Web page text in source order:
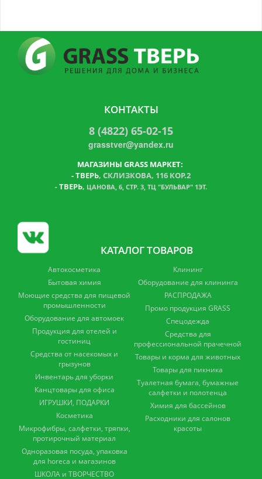
КОНТАКТЫ
8 (4822) 65-02-15
grasstver@yandex.ru
МАГАЗИНЫ GRASS МАРКЕТ:
-ТВЕРЬ, СКЛИЗКОВА, 116 КОР.2
- ТВЕРЬ, ЦАНОВА, 6, СТР. 3, ТЦ "БУЛЬВАР" 1ЭТ.
КАТАЛОГ ТОВАРОВ
Автокосметика
Бытовая химия
Моющие средства для пищевой
промышленности
Оборудование для автомоек
Продукция для отелей и
гостиниц
Средства от насекомых и
грызунов
Инвентарь для уборки
Канцтовары для офиса
ИГРУШКИ, ПОДАРКИ
Косметика
Микрофибры, салфетки, тряпки,
протирочный материал
Одноразовая посуда, упаковка
для horeca и магазинов
ШКОЛА и ТВОРЧЕСТВО
Клининг
Оборудование для клининга
РАСПРОДАЖА
Промо продукция GRASS
Спецодежда
Средства для
профессиональной прачечной
Товары и корма для животных
Товары для пикника
Туалетная бумага, бумажные
салфетки и полотенца
Химия для бассейнов
Расходники для салонов
красоты